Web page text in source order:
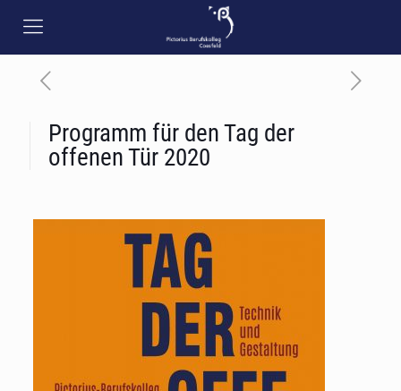
Programm für den Tag der
offenen Tür 2020